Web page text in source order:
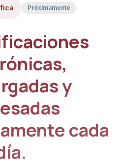
Próximamente
y
cada